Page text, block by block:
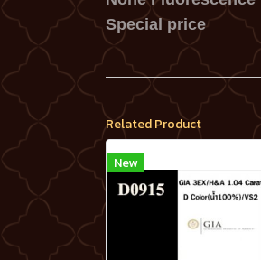
Special price
Related Product
New